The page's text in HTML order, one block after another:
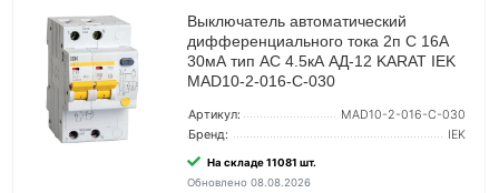
Выключатель автоматический
дифференциального тока 2п C 16А
30мА тип AC 4.5кА АД-12 KARAT IEK
MAD10-2-016-C-030
Артикул:
MAD10-2-016-C-030
Бренд:
IEK
На складе 11081 шт.
Обновлено 08.08.2026